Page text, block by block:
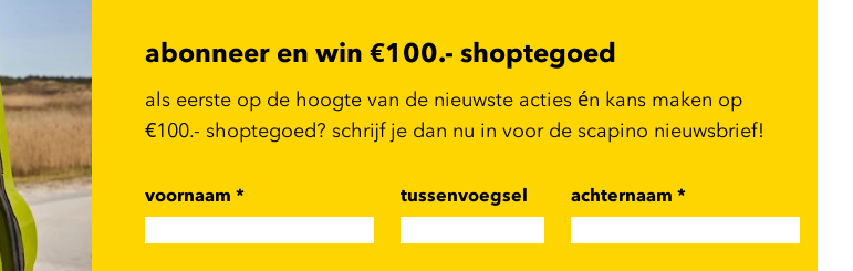
abonneer en win €100.- shoptegoed
als eerste op de hoogte van de nieuwste acties én kans maken op
€100.- shoptegoed? schrijf je dan nu in voor de scapino nieuwsbrief!
voornaam * tussenvoegsel achternaam*